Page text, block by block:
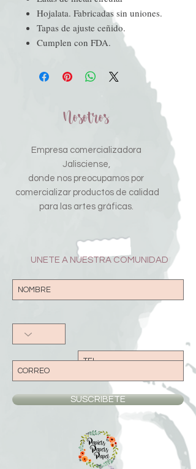
Hojalata. Fabricadas sin uniones.
Tapas de ajuste ceñido.
Cumplen con FDA.
Nosotros
Empresa comercializadora
Jalisciense,
donde nos preocupamos por
comercializar productos de calidad
para las artes gráficas.
UNETE A NUESTRA COMUNIDAD
SUSCRIBETE